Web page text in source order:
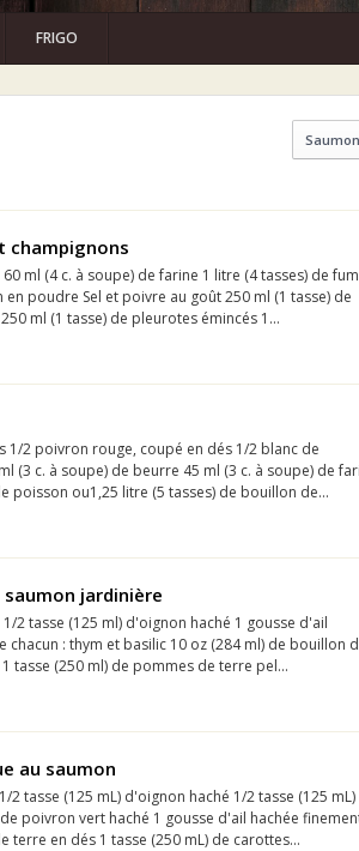
FRIGO
Saumon
champignons
ml (4 c. à soupe) de farine 1 litre (4 tasses) de
poudre Sel et poivre au goût 250 ml (1 tasse) de
ml (1 tasse) de pleurotes émincés 1...
1/2 poivron rouge, coupé en dés 1/2 blanc de
(3 c. à soupe) de beurre 45 ml (3 c. à soupe) de
poisson ou1,25 litre (5 tasses) de bouillon de...
jardinière
2 tasse (125 ml) d'oignon haché 1 gousse d'ail
chacun : thym et basilic 10 oz (284 ml) de bouillon
tasse (250 ml) de pommes de terre pel...
au saumon
2 tasse (125 mL) d'oignon haché 1/2 tasse (125 mL)
poivron vert haché 1 gousse d'ail hachée
terre en dés 1 tasse (250 mL) de carottes...